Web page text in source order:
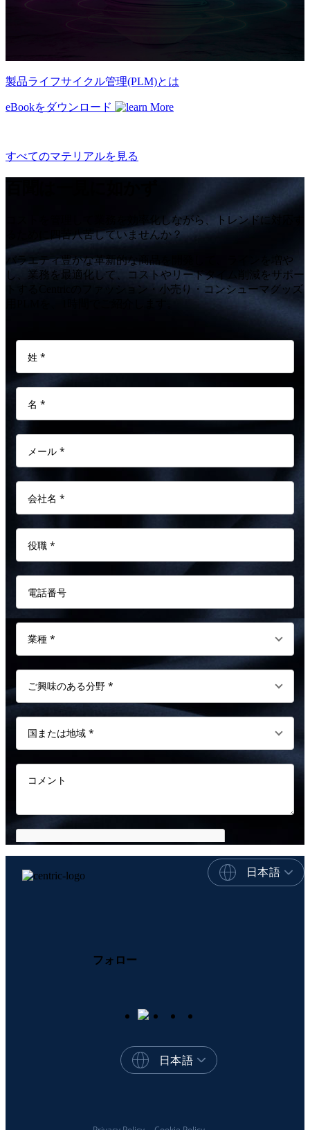
製品ライフサイクル管理(PLM)とは
eBookをダウンロード
すべてのマテリアルを見る
コストを管理して業務を効率化しながら、トレンドに対応す
るために四苦八苦していませんか？
バラエティ豊かな革新的な商品を開発して、ラインを増や
し、業務を最適化して、コストやリードタイム削減をサポー
トするCentricのファッション・小売り・コンシューマグッズ
日本語
フォロー
日本語